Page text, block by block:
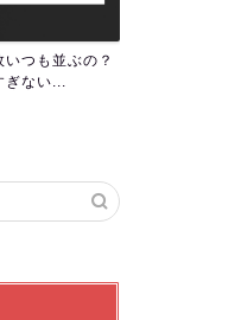
ために生き
ロフィー...